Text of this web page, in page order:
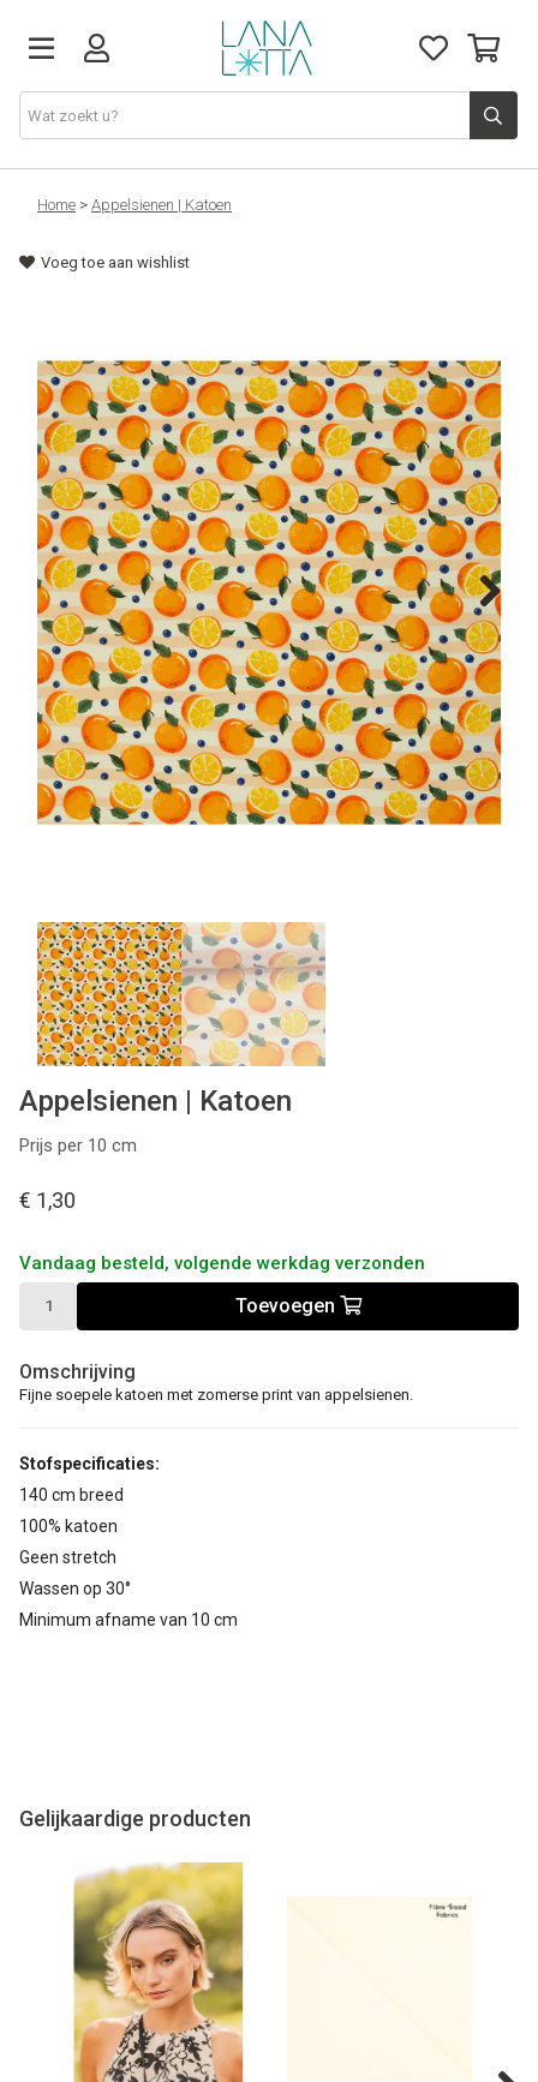
Stoffen
Fournituren
Patronen
Naaimachines
Workshops
Tips & tricks
Cadeaubon
Solden
Contact
Home > Appelsienen | Katoen
Voeg toe aan wishlist
Next
Appelsienen | Katoen
Prijs per 10 cm
€ 1,30
Vandaag besteld, volgende werkdag verzonden
Toevoegen
Omschrijving
Fijne soepele katoen met zomerse print van appelsienen.
Stofspecificaties:
140 cm breed
100% katoen
Geen stretch
Wassen op 30°
Minimum afname van 10 cm
Gelijkaardige producten